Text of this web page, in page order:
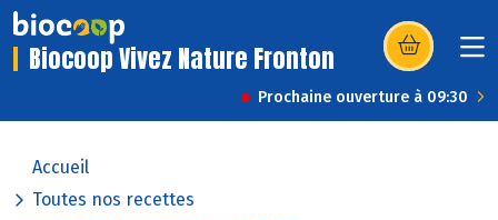
Biocoop Vivez Nature Fronton (s’ouvre dans
Prochaine ouverture à 09:30
Accueil
Toutes nos recettes